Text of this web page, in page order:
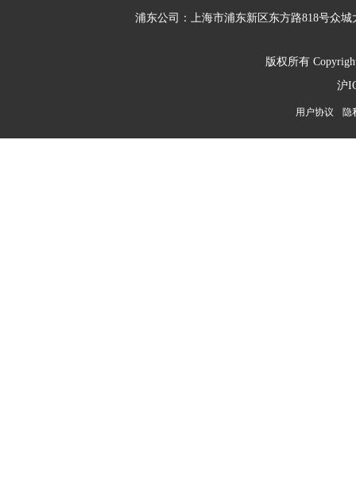
浦东公司：上海市浦东新区东方路818号众城
版权所有
沪
用户协议 隐